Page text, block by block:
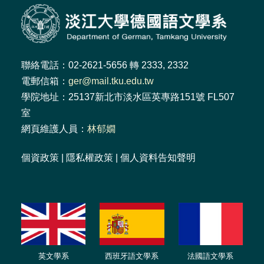
聯絡電話：02-2621-5656 轉 2333, 2332
電郵信箱： ger@mail.tku.edu.tw
學院地址：25137新北市淡水區英專路151號 FL507
室
網頁維護人員： 林郁嫺
個資政策 隱私權政策 個人資料告知聲明
英文學系 西班牙語文學系 法國語文學系